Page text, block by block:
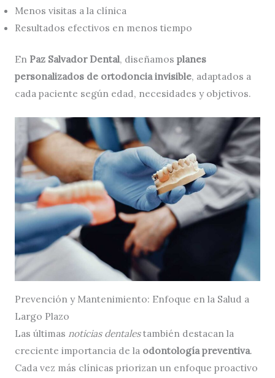
Menos visitas a la clínica
Resultados efectivos en menos tiempo
En Paz Salvador Dental, diseñamos planes
personalizados de ortodoncia invisible, adaptados a
cada paciente según edad, necesidades y objetivos.
Prevención y Mantenimiento: Enfoque en la Salud a
Largo Plazo
Las últimas noticias dentalestambién destacan la
creciente importancia de la odontología preventiva.
Cada vez más clínicas priorizan un enfoque proactivo